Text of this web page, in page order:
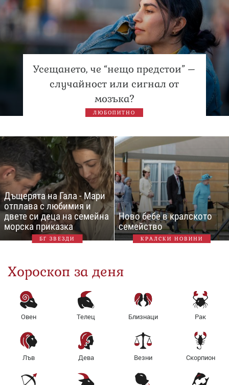
Усещането, че “нещо предстои” –
случайност или сигнал от
мозъка?
ЛЮБОПИТНО
Дъщерята на Гала - Мари
отплава с любимия и
двете си деца на семейна
морска приказка
БГ ЗВЕЗДИ
Ново бебе в кралското
семейство
КРАЛСКИ НОВИНИ
Хороскоп за деня
Овен Телец Близнаци Рак
Лъв Дева Везни Скорпион